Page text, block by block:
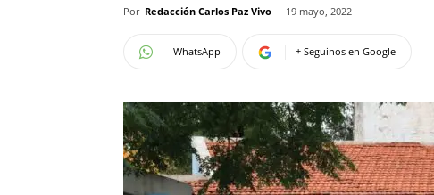
Por Redacción Carlos Paz Vivo - 19 mayo, 2022
WhatsApp + Seguinos en Google